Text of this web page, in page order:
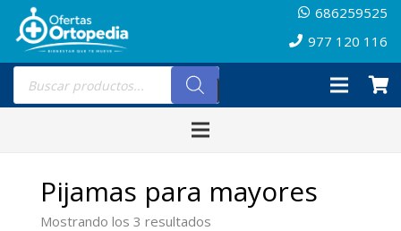
686259525
977 120 116
Búsqueda
productos
Pijamas para mayores
Mostrando los 3 resultados